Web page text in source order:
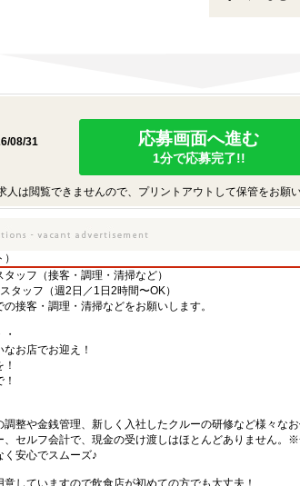
08/31
応募画面へ進む
1分で応募完了!!
は閲覧できませんので、プリントアウトして保管をお願い
ッフ（接客・調理・清掃など）
タッフ（週2日／1日2時間〜OK）
接客・調理・清掃などをお願いします。
お店でお迎え！
整や金銭管理、新しく入社したクルーの研修など様々なお
、セルフ会計で、現金の受け渡しはほとんどありません。※
く安心でスムーズ♪
意していますので飲食店が初めての方でも大丈夫！